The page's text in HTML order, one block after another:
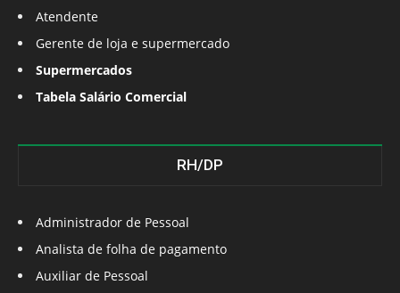
Atendente
Gerente de loja e supermercado
Supermercados
Tabela Salário Comercial
RH/DP
Administrador de Pessoal
Analista de folha de pagamento
Auxiliar de Pessoal